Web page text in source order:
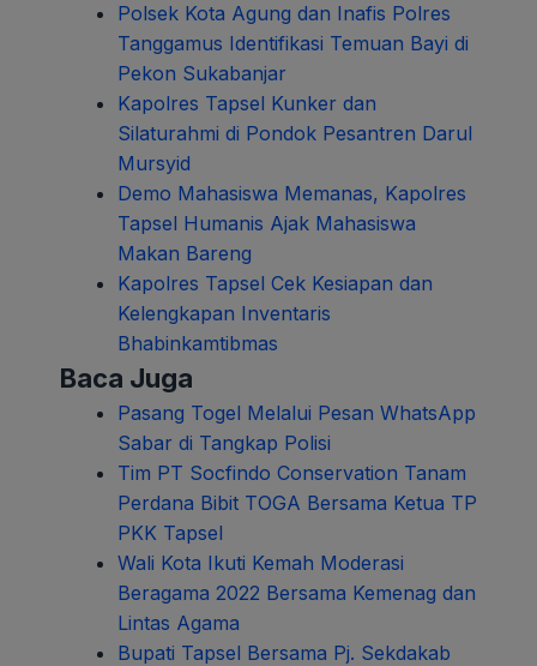
Polsek Kota Agung dan Inafis Polres
Tanggamus Identifikasi Temuan Bayi di
Pekon Sukabanjar
Kapolres Tapsel Kunker dan
Silaturahmi di Pondok Pesantren Darul
Mursyid
Demo Mahasiswa Memanas, Kapolres
Tapsel Humanis Ajak Mahasiswa
Makan Bareng
Kapolres Tapsel Cek Kesiapan dan
Kelengkapan Inventaris
Bhabinkamtibmas
Baca Juga
Pasang Togel Melalui Pesan WhatsApp
Sabar di Tangkap Polisi
Tim PT Socfindo Conservation Tanam
Perdana Bibit TOGA Bersama Ketua TP
PKK Tapsel
Wali Kota Ikuti Kemah Moderasi
Beragama 2022 Bersama Kemenag dan
Lintas Agama
Bupati Tapsel Bersama Pj. Sekdakab